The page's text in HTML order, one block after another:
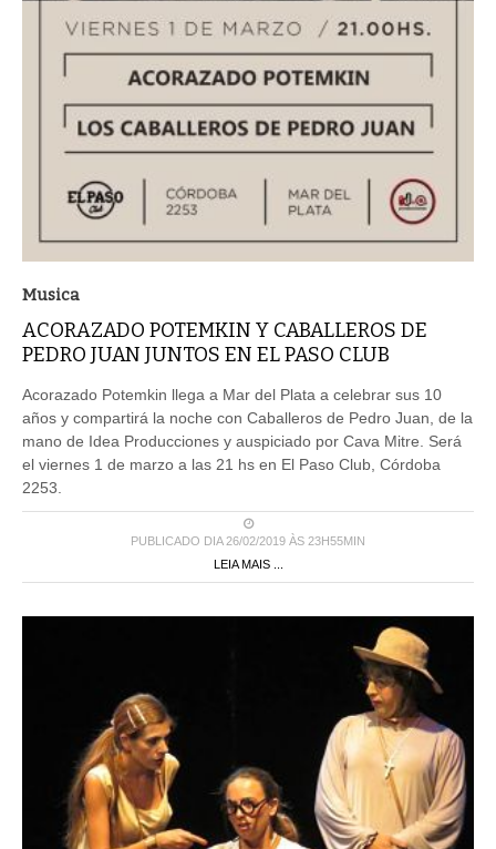
Musica
ACORAZADO POTEMKIN Y CABALLEROS DE
PEDRO JUAN JUNTOS EN EL PASO CLUB
Acorazado Potemkin llega a Mar del Plata a celebrar sus 10
años y compartirá la noche con Caballeros de Pedro Juan, de la
mano de Idea Producciones y auspiciado por Cava Mitre. Será
el viernes 1 de marzo a las 21 hs en El Paso Club, Córdoba
2253.
PUBLICADO DIA 26/02/2019 ÀS 23H55MIN
LEIA MAIS ...